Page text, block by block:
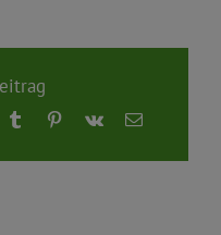
TumblrPinterest
Vk
E-